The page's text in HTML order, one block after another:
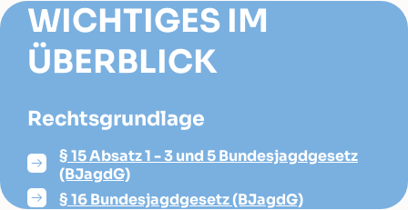
WICHTIGES IM
ÜBERBLICK
Rechtsgrundlage
§ 15 Absatz 1 - 3 und 5 Bundesjagdgesetz
(BJagdG)
§ 16 Bundesjagdgesetz (BJagdG)